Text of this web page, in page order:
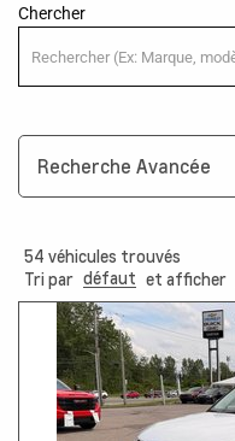
Chercher
Recherche Avancée
54 véhicules trouvés
Tri par défaut et afficher